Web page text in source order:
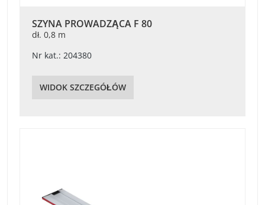
SZYNA PROWADZĄCA F 80
dł. 0,8 m
Nr kat.: 204380
WIDOK SZCZEGÓŁÓW